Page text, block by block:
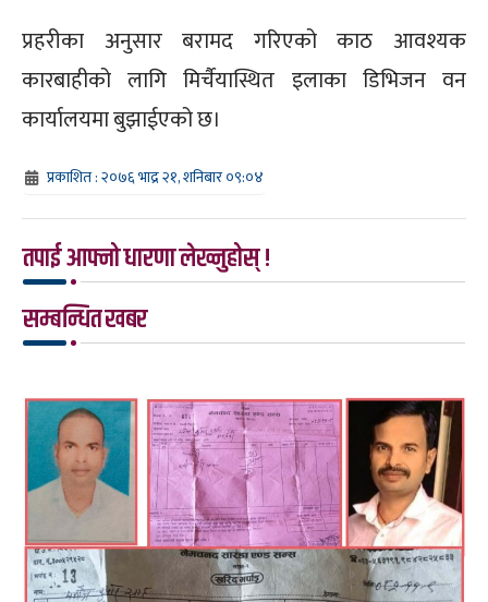
प्रहरीका अनुसार बरामद गरिएको काठ आवश्यक
कारबाहीको लागि मिर्चैयास्थित इलाका डिभिजन वन
कार्यालयमा बुझाईएको छ।
प्रकाशित : २०७६ भाद्र २१, शनिबार ०९:०४
तपाई आफ्नो धारणा लेख्नुहोस् !
सम्बन्धित खबर